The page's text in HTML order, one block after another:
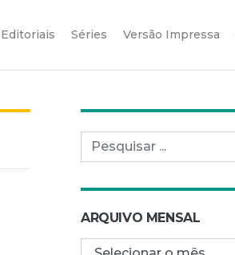
Editoriais Séries Versão Impressa
Pesquisar por:
ARQUIVO MENSAL
Arquivo mensal